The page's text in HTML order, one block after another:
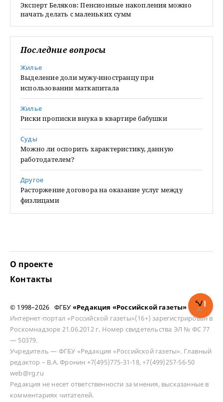
Эксперт Беляков: Пенсионные накопления можно
начать делать с маленьких сумм
Последние вопросы
Жилье
Выделение доли мужу-иностранцу при
использовании маткапитала
Жилье
Риски прописки внука в квартире бабушки
Суды
Можно ли оспорить характеристику, данную
работодателем?
Другое
Расторжение договора на оказание услуг между
физлицами
О проекте
Контакты
© 1998–2026 ФГБУ «Редакция «Российской газеты»
Интернет-портал «Российской газеты»(16+) зарегистрирован в
Роскомнадзоре 21.06.2012 г. Номер свидетельства ЭЛ № ФС 77
— 50379.
Учредитель — ФГБУ «Редакция «Российской газеты». Главный
редактор – В.А. Фронин +7(495)775-31-18, +7(499)257-56-50
web@rg.ru
Редакция не несет ответственности за мнения, высказанные в
комментариях читателей.